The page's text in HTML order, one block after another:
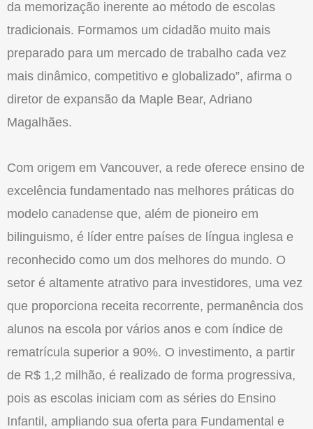
da memorização inerente ao método de escolas
tradicionais. Formamos um cidadão muito mais
preparado para um mercado de trabalho cada vez
mais dinâmico, competitivo e globalizado”, afirma o
diretor de expansão da Maple Bear, Adriano
Magalhães.
Com origem em Vancouver, a rede oferece ensino de
excelência fundamentado nas melhores práticas do
modelo canadense que, além de pioneiro em
bilinguismo, é líder entre países de língua inglesa e
reconhecido como um dos melhores do mundo. O
setor é altamente atrativo para investidores, uma vez
que proporciona receita recorrente, permanência dos
alunos na escola por vários anos e com índice de
rematrícula superior a 90%. O investimento, a partir
de R$ 1,2 milhão, é realizado de forma progressiva,
pois as escolas iniciam com as séries do Ensino
Infantil, ampliando sua oferta para Fundamental e